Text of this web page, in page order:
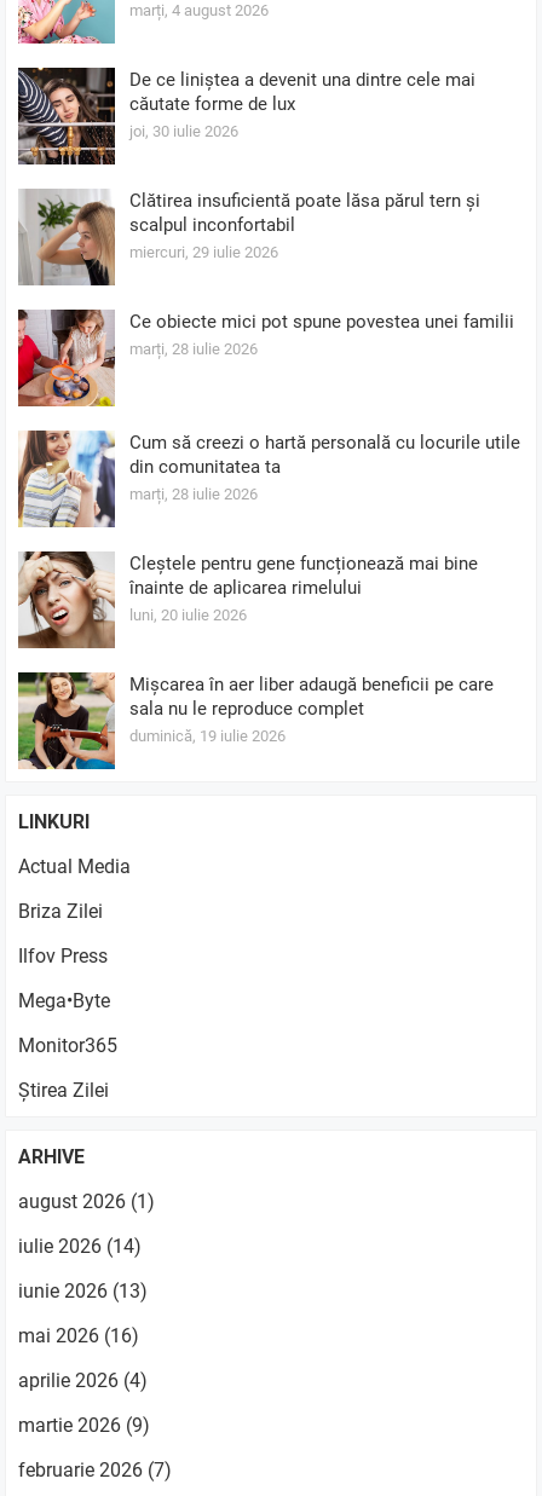
marți, 4 august 2026
De ce liniștea a devenit una dintre cele mai
căutate forme de lux
joi, 30 iulie 2026
Clătirea insuficientă poate lăsa părul tern și
scalpul inconfortabil
miercuri, 29 iulie 2026
Ce obiecte mici pot spune povestea unei familii
marți, 28 iulie 2026
Cum să creezi o hartă personală cu locurile utile
din comunitatea ta
marți, 28 iulie 2026
Cleștele pentru gene funcționează mai bine
înainte de aplicarea rimelului
luni, 20 iulie 2026
Mișcarea în aer liber adaugă beneficii pe care
sala nu le reproduce complet
duminică, 19 iulie 2026
LINKURI
Actual Media
Briza Zilei
Ilfov Press
Mega•Byte
Monitor365
Știrea Zilei
ARHIVE
august 2026 (1)
iulie 2026 (14)
iunie 2026 (13)
mai 2026 (16)
aprilie 2026 (4)
martie 2026 (9)
februarie 2026 (7)